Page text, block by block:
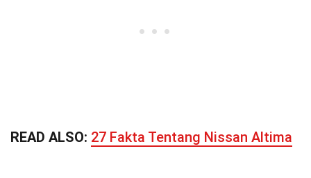
READ ALSO: 27 Fakta Tentang Nissan Altima